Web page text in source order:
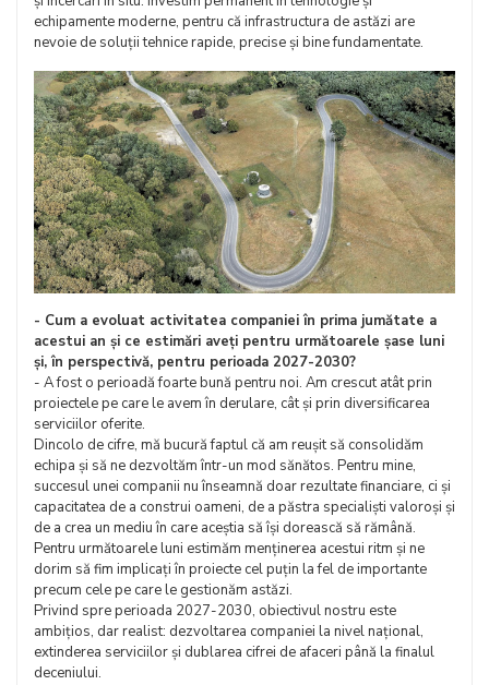
echipamente moderne, pentru că infrastructura de astăzi are
nevoie de soluții tehnice rapide, precise și bine fundamentate.
- Cum a evoluat activitatea companiei în prima jumătate a
acestui an și ce estimări aveți pentru următoarele șase luni
și, în perspectivă, pentru perioada 2027-2030?
- A fost o perioadă foarte bună pentru noi. Am crescut atât prin
proiectele pe care le avem în derulare, cât și prin diversificarea
serviciilor oferite.
Dincolo de cifre, mă bucură faptul că am reușit să consolidăm
echipa și să ne dezvoltăm într-un mod sănătos. Pentru mine,
succesul unei companii nu înseamnă doar rezultate financiare, ci și
capacitatea de a construi oameni, de a păstra specialiști valoroși și
de a crea un mediu în care aceștia să își dorească să rămână.
Pentru următoarele luni estimăm menținerea acestui ritm și ne
dorim să fim implicați în proiecte cel puțin la fel de importante
precum cele pe care le gestionăm astăzi.
Privind spre perioada 2027-2030, obiectivul nostru este
ambițios, dar realist: dezvoltarea companiei la nivel național,
extinderea serviciilor și dublarea cifrei de afaceri până la finalul
deceniului.